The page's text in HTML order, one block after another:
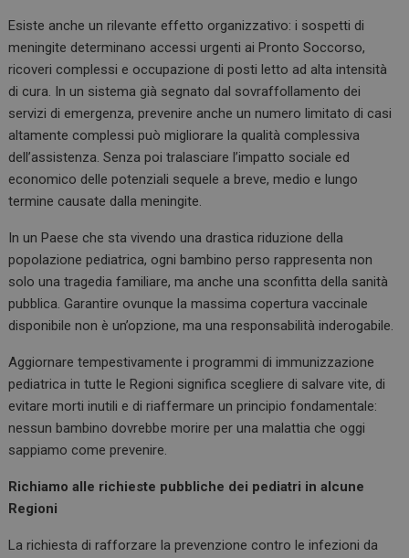
Esiste anche un rilevante effetto organizzativo: i sospetti di
meningite determinano accessi urgenti ai Pronto Soccorso,
ricoveri complessi e occupazione di posti letto ad alta intensità
di cura. In un sistema già segnato dal sovraffollamento dei
servizi di emergenza, prevenire anche un numero limitato di casi
altamente complessi può migliorare la qualità complessiva
dell’assistenza. Senza poi tralasciare l’impatto sociale ed
economico delle potenziali sequele a breve, medio e lungo
termine causate dalla meningite.
In un Paese che sta vivendo una drastica riduzione della
popolazione pediatrica, ogni bambino perso rappresenta non
solo una tragedia familiare, ma anche una sconfitta della sanità
pubblica. Garantire ovunque la massima copertura vaccinale
disponibile non è un’opzione, ma una responsabilità inderogabile.
Aggiornare tempestivamente i programmi di immunizzazione
pediatrica in tutte le Regioni significa scegliere di salvare vite, di
evitare morti inutili e di riaffermare un principio fondamentale:
nessun bambino dovrebbe morire per una malattia che oggi
sappiamo come prevenire.
Richiamo alle richieste pubbliche dei pediatri in alcune
Regioni
La richiesta di rafforzare la prevenzione contro le infezioni da